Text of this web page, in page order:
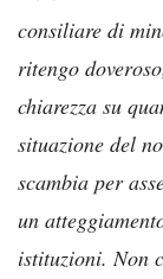
consiliare di
ritengo
chiarezza su
situazione del
scambia per
un
istituzioni. Non